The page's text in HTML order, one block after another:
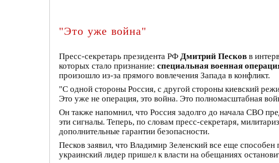
"Это уже война"
Пресс-секретарь президента РФ Дмитрий Песков в
которых стало признание: специальная военная
произошло из-за прямого вовлечения Запада в конфликт.
"С одной стороны Россия, с другой стороны киевский
Это уже не операция, это война. Это полномасштабная
Он также напомнил, что Россия задолго до начала СВО
эти сигналы. Теперь, по словам пресс-секретаря,
дополнительные гарантии безопасности.
Песков заявил, что Владимир Зеленский все еще
украинский лидер пришел к власти на обещаниях